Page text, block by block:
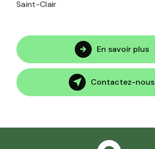
Saint-Clair
En savoir plus
Contactez-nous